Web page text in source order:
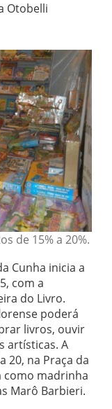

de 15% a 20%.
Cunha inicia a
com a
do Livro.
poderá
livros, ouvir
artísticas. A
20, na Praça da
como madrinha
Marô Barbieri.